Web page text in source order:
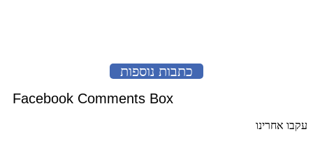
כתבות נוספות
Facebook Comments Box
עקבו אחרינו